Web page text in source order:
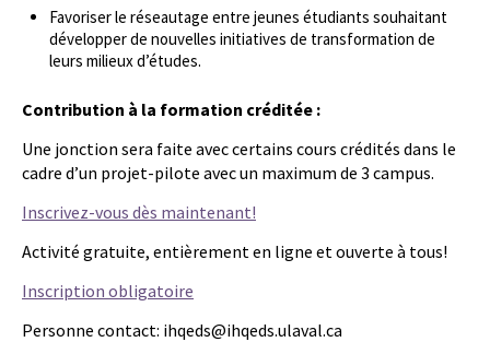
Favoriser le réseautage entre jeunes étudiants souhaitant
développer de nouvelles initiatives de transformation de
leurs milieux d’études.
Contribution à la formation créditée :
Une jonction sera faite avec certains cours crédités dans le
cadre d’un projet-pilote avec un maximum de 3 campus.
Inscrivez-vous dès maintenant!
Activité gratuite, entièrement en ligne et ouverte à tous!
Inscription obligatoire
Personne contact: ihqeds@ihqeds.ulaval.ca